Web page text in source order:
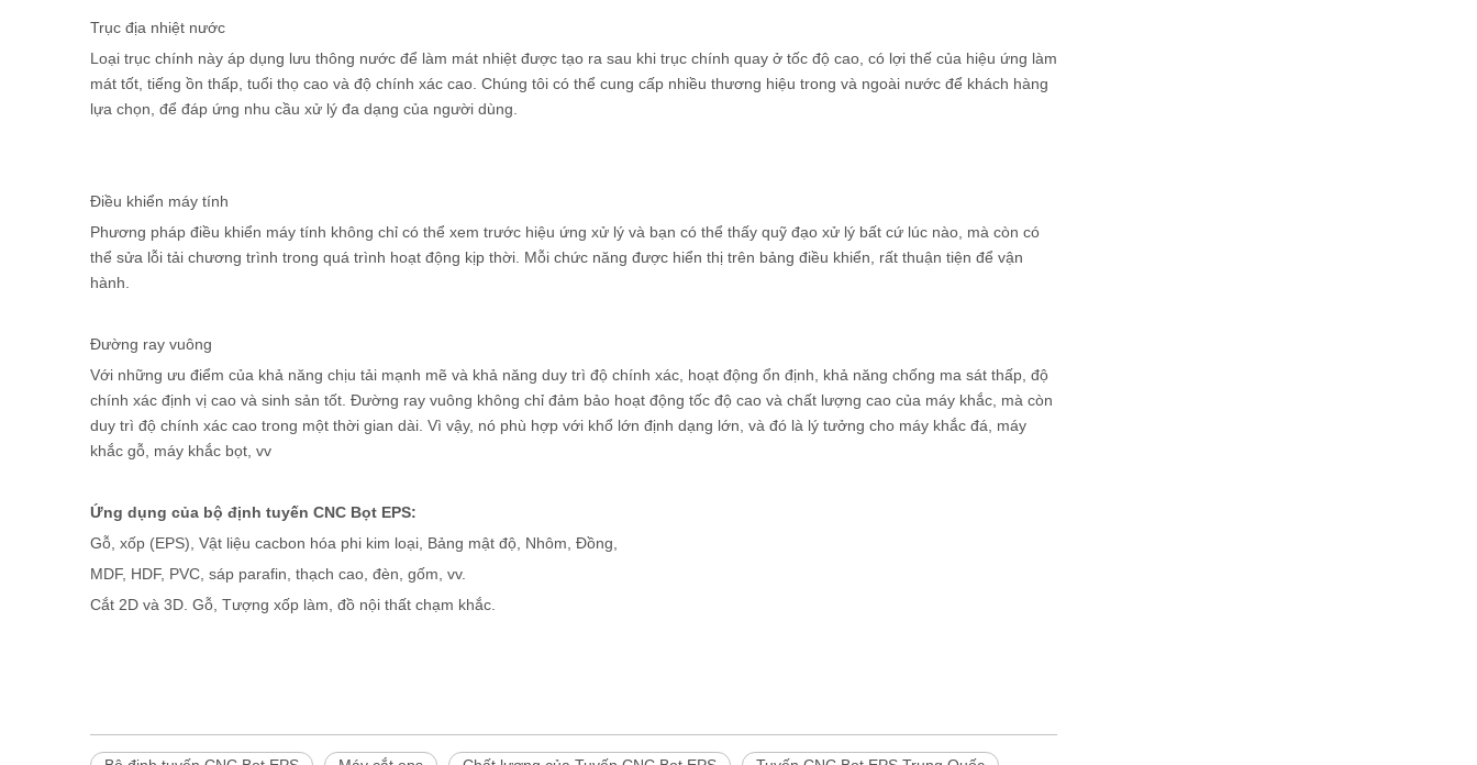
Trục địa nhiệt nước
Loại trục chính này áp dụng lưu thông nước để làm mát nhiệt được tạo ra sau khi trục chính quay ở tốc độ cao, có lợi thế của hiệu ứng làm
mát tốt, tiếng ồn thấp, tuổi thọ cao và độ chính xác cao. Chúng tôi có thể cung cấp nhiều thương hiệu trong và ngoài nước để khách hàng
lựa chọn, để đáp ứng nhu cầu xử lý đa dạng của người dùng.
Điều khiển máy tính
Phương pháp điều khiển máy tính không chỉ có thể xem trước hiệu ứng xử lý và bạn có thể thấy quỹ đạo xử lý bất cứ lúc nào, mà còn có
thể sửa lỗi tải chương trình trong quá trình hoạt động kịp thời. Mỗi chức năng được hiển thị trên bảng điều khiển, rất thuận tiện để vận
hành.
Đường ray vuông
Với những ưu điểm của khả năng chịu tải mạnh mẽ và khả năng duy trì độ chính xác, hoạt động ổn định, khả năng chống ma sát thấp, độ
chính xác định vị cao và sinh sản tốt. Đường ray vuông không chỉ đảm bảo hoạt động tốc độ cao và chất lượng cao của máy khắc, mà còn
duy trì độ chính xác cao trong một thời gian dài. Vì vậy, nó phù hợp với khổ lớn định dạng lớn, và đó là lý tưởng cho máy khắc đá, máy
khắc gỗ, máy khắc bọt, vv
Ứng dụng của bộ định tuyến CNC Bọt EPS:
Gỗ, xốp (EPS), Vật liệu cacbon hóa phi kim loại, Bảng mật độ, Nhôm, Đồng,
MDF, HDF, PVC, sáp parafin, thạch cao, đèn, gốm, vv.
Cắt 2D và 3D. Gỗ, Tượng xốp làm, đồ nội thất chạm khắc.